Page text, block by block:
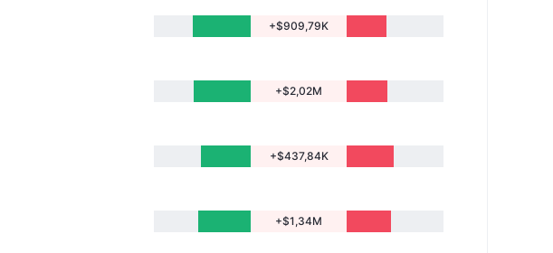
+$909,79K
+$2,02M
+$437,84K
+$1,34M